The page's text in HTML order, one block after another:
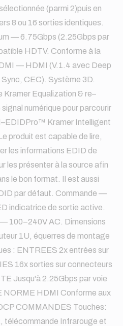
(parmi 2)puis en
8 ou 16 sorties identiques.
— 6.75Gbps (2.25Gbps par
HDTV. Conforme à la
— HDMI (V.1.4 avec Deep
CEC). Système 3D.
Kramer Equalization & re–
numérique pour parcourir
Kramer Intelligent
produit est capable de lire,
les informations EDID de
les présenter à la source afin
le bon format. Il est aussi
par défaut. Commande —
indicatrice de sortie active.
100–240V AC. Dimensions
1U, équerres de montage
: ENTREES 2x entrées sur
16x sorties sur connecteurs
Jusqu'à 2.25Gbps par voie
NORME HDMI Conforme aux
COMMANDES Touches:
télécommande Infrarouge et